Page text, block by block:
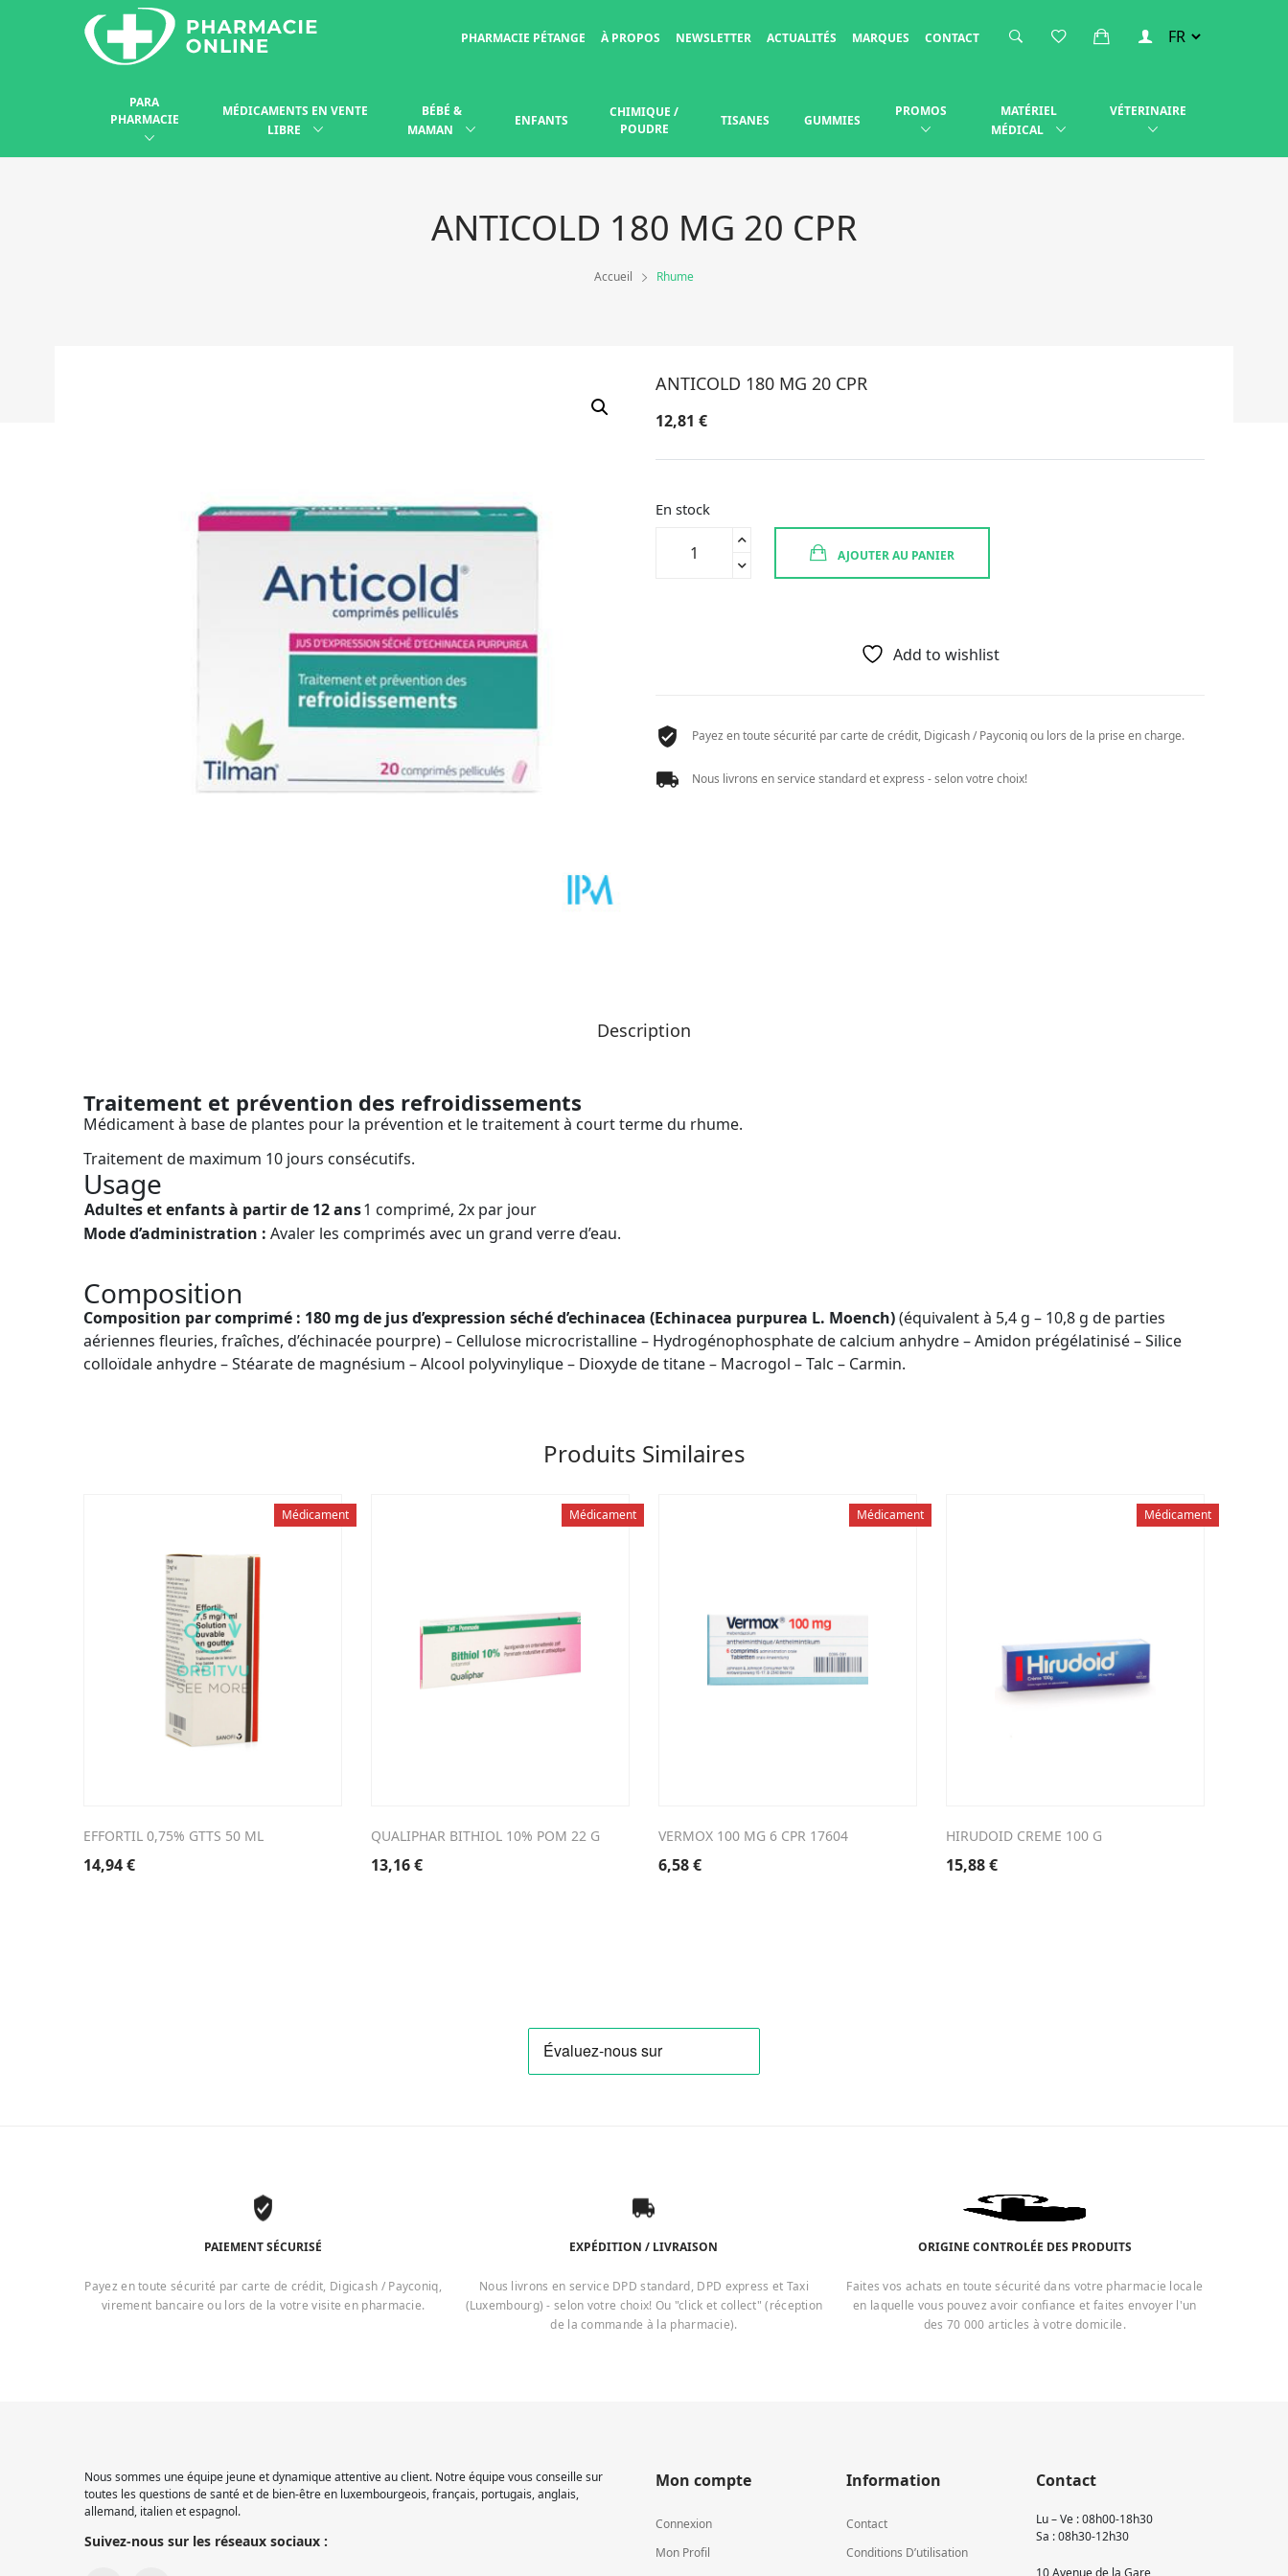
PHARMACIE PÉTANGE À PROPOS NEWSLETTER ACTUALITÉS MARQUES CONTACT
PARA
PHARMACIE
MÉDICAMENTS EN VENTE
LIBRE
BÉBÉ &
MAMAN
ENFANTS
CHIMIQUE /
POUDRE
TISANES GUMMIES
PROMOS
MATÉRIEL
MÉDICAL
VÉTERINAIRE
ANTICOLD 180 MG 20 CPR
Accueil Rhume
ANTICOLD 180 MG 20 CPR
12,81 €
En stock
AJOUTER AU PANIER
Add to wishlist
Payez en toute sécurité par carte de crédit, Digicash / Payconiq ou lors de la prise en charge.
Nous livrons en service standard et express - selon votre choix!
Description
Traitement et prévention des refroidissements
Médicament à base de plantes pour la prévention et le traitement à court terme du rhume.
Traitement de maximum 10 jours consécutifs.
Usage
Adultes et enfants à partir de 12 ans1 comprimé, 2x par jour
Mode d’administration : Avaler les comprimés avec un grand verre d’eau.
Composition
Composition par comprimé : 180 mg de jus d’expression séché d’echinacea (Echinacea purpurea L. Moench)(équivalent à 5,4 g – 10,8 g de parties
aériennes fleuries, fraîches, d’échinacée pourpre) – Cellulose microcristalline – Hydrogénophosphate de calcium anhydre – Amidon prégélatinisé – Silice
colloïdale anhydre – Stéarate de magnésium – Alcool polyvinylique – Dioxyde de titane – Macrogol – Talc – Carmin.
Produits Similaires
Médicament
EFFORTIL 0,75% GTTS 50 ML
14,94€
Médicament
QUALIPHAR BITHIOL 10% POM 22 G
13,16€
Médicament
VERMOX 100 MG 6 CPR 17604
6,58€
Médicament
HIRUDOID CREME 100 G
15,88€
PAIEMENT SÉCURISÉ
Payez en toute sécurité par carte de crédit, Digicash / Payconiq,
virement bancaire ou lors de la votre visite en pharmacie.
EXPÉDITION / LIVRAISON
Nous livrons en service DPD standard, DPD express et Taxi
(Luxembourg) - selon votre choix! Ou "click et collect" (réception
de la commande à la pharmacie).
ORIGINE CONTROLÉE DES PRODUITS
Faites vos achats en toute sécurité dans votre pharmacie locale
en laquelle vous pouvez avoir confiance et faites envoyer l'un
des 70 000 articles à votre domicile.
Nous sommes une équipe jeune et dynamique attentive au client. Notre équipe vous conseille sur
toutes les questions de santé et de bien-être en luxembourgeois, français, portugais, anglais,
allemand, italien et espagnol.
Suivez-nous sur les réseaux sociaux :
Mon compte
Connexion
Mon Profil
Information
Contact
Conditions D’utilisation
Contact
Lu – Ve : 08h00-18h30
Sa : 08h30-12h30
10 Avenue de la Gare